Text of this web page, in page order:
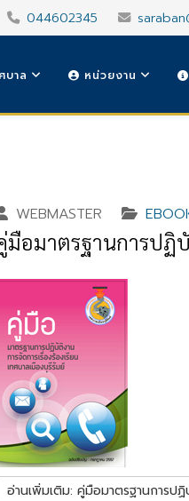
044602345
บาล หน่วยงาน
WEBMASTER
มือมาตรฐานการปฏิบั
อ่านเพิ่มเติม: คู่มือมาตรฐานการป